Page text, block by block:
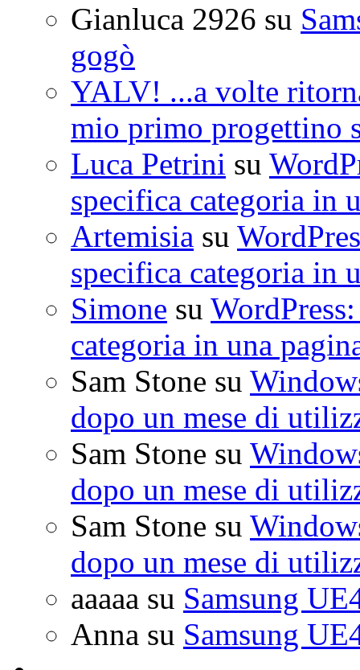
Gianluca 2926 su
gogò
YALV! ...a volte
mio primo progettino
Luca Petrini su
specifica categoria in
Artemisia su
specifica categoria in
Simone su
categoria in una
Sam Stone su
dopo un mese di
Sam Stone su
dopo un mese di
Sam Stone su
dopo un mese di
aaaaa su Samsung
Anna su Samsung